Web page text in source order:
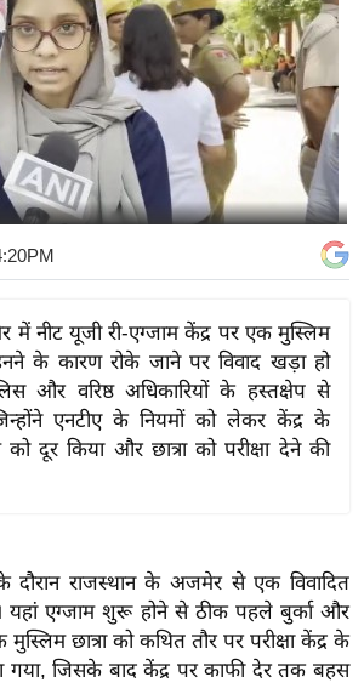
में नीट यूजी री-एग्जाम केंद्र पर एक मुस्लिम
के कारण रोके जाने पर विवाद खड़ा हो
और वरिष्ठ अधिकारियों के हस्तक्षेप से
एनटीए के नियमों को लेकर केंद्र के
को दूर किया और छात्रा को परीक्षा देने की
दौरान राजस्थान के अजमेर से एक विवादित
यहां एग्जाम शुरू होने से ठीक पहले बुर्का और
छात्रा को कथित तौर पर परीक्षा केंद्र के
गया, जिसके बाद केंद्र पर काफी देर तक बहस